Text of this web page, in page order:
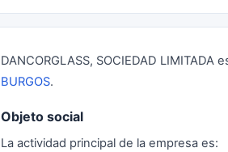
DANCORGLASS, SOCIEDAD
BURGOS.
Objeto social
La actividad principal de la empresa es: